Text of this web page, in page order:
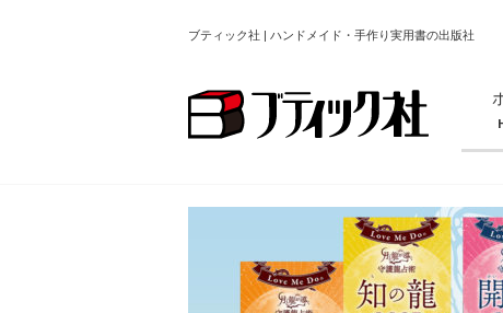
ブティック社 | ハンドメイド・手作り実用書の出版社